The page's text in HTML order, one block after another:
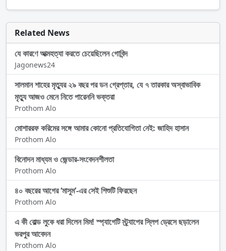
Related News
যে কারণে আত্মহত্যা করতে চেয়েছিলেন গোবিন্দ
Jagonews24
সালমান শাহের মৃত্যুর ২৯ বছর পর ডন গ্রেপ্তার, যে ৭ তারকার অস্বাভাবিক
মৃত্যু আজও মেনে নিতে পারেননি ভক্তরা
Prothom Alo
মোশাররফ করিমের সঙ্গে আমার কোনো প্রতিযোগিতা নেই: জাহিদ হাসান
Prothom Alo
বিনোদন মাধ্যম ও জেন্ডার-সংবেদনশীলতা
Prothom Alo
৪০ বছরের আগের ‘মাসুম’-এর সেই শিশুটি ফিরছেন
Prothom Alo
এ কী বোল্ড লুকে ধরা দিলেন মিম! স্প্যাগেটি স্ট্র্যাপের স্লিপ ড্রেসে ছড়ালেন
ভরপুর আবেদন
Prothom Alo